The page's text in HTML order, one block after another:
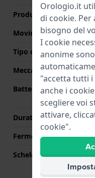
Produttore Movimento
Movimento svizzero
Tipo di display
Meccanismo
Batteria
Durata della batteria
Fermo macchina
Scheletrato
Orologio.it
di cookie. Per
bisogno del
I cookie
anonime
"accetta tutti
anche i
scegliere voi
attivare,
cookie".